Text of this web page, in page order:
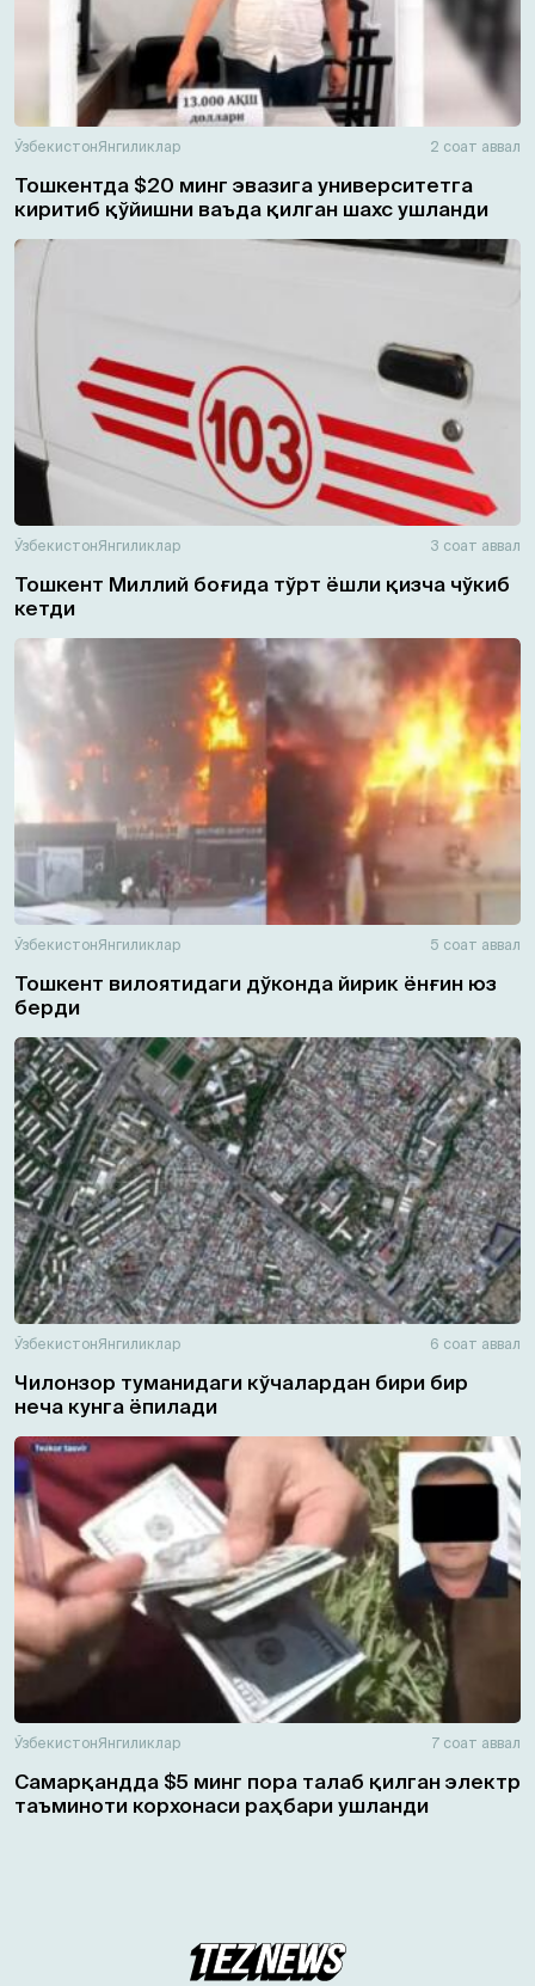
ЎзбекистонЯнгиликлар 2 соат аввал
Тошкентда $20 минг эвазига университетга
киритиб қўйишни ваъда қилган шахс ушланди
ЎзбекистонЯнгиликлар 3 соат аввал
Тошкент Миллий боғида тўрт ёшли қизча чўкиб
кетди
ЎзбекистонЯнгиликлар 5 соат аввал
Тошкент вилоятидаги дўконда йирик ёнғин юз
берди
ЎзбекистонЯнгиликлар 6 соат аввал
Чилонзор туманидаги кўчалардан бири бир
неча кунга ёпилади
ЎзбекистонЯнгиликлар 7 соат аввал
Самарқандда $5 минг пора талаб қилган электр
таъминоти корхонаси раҳбари ушланди